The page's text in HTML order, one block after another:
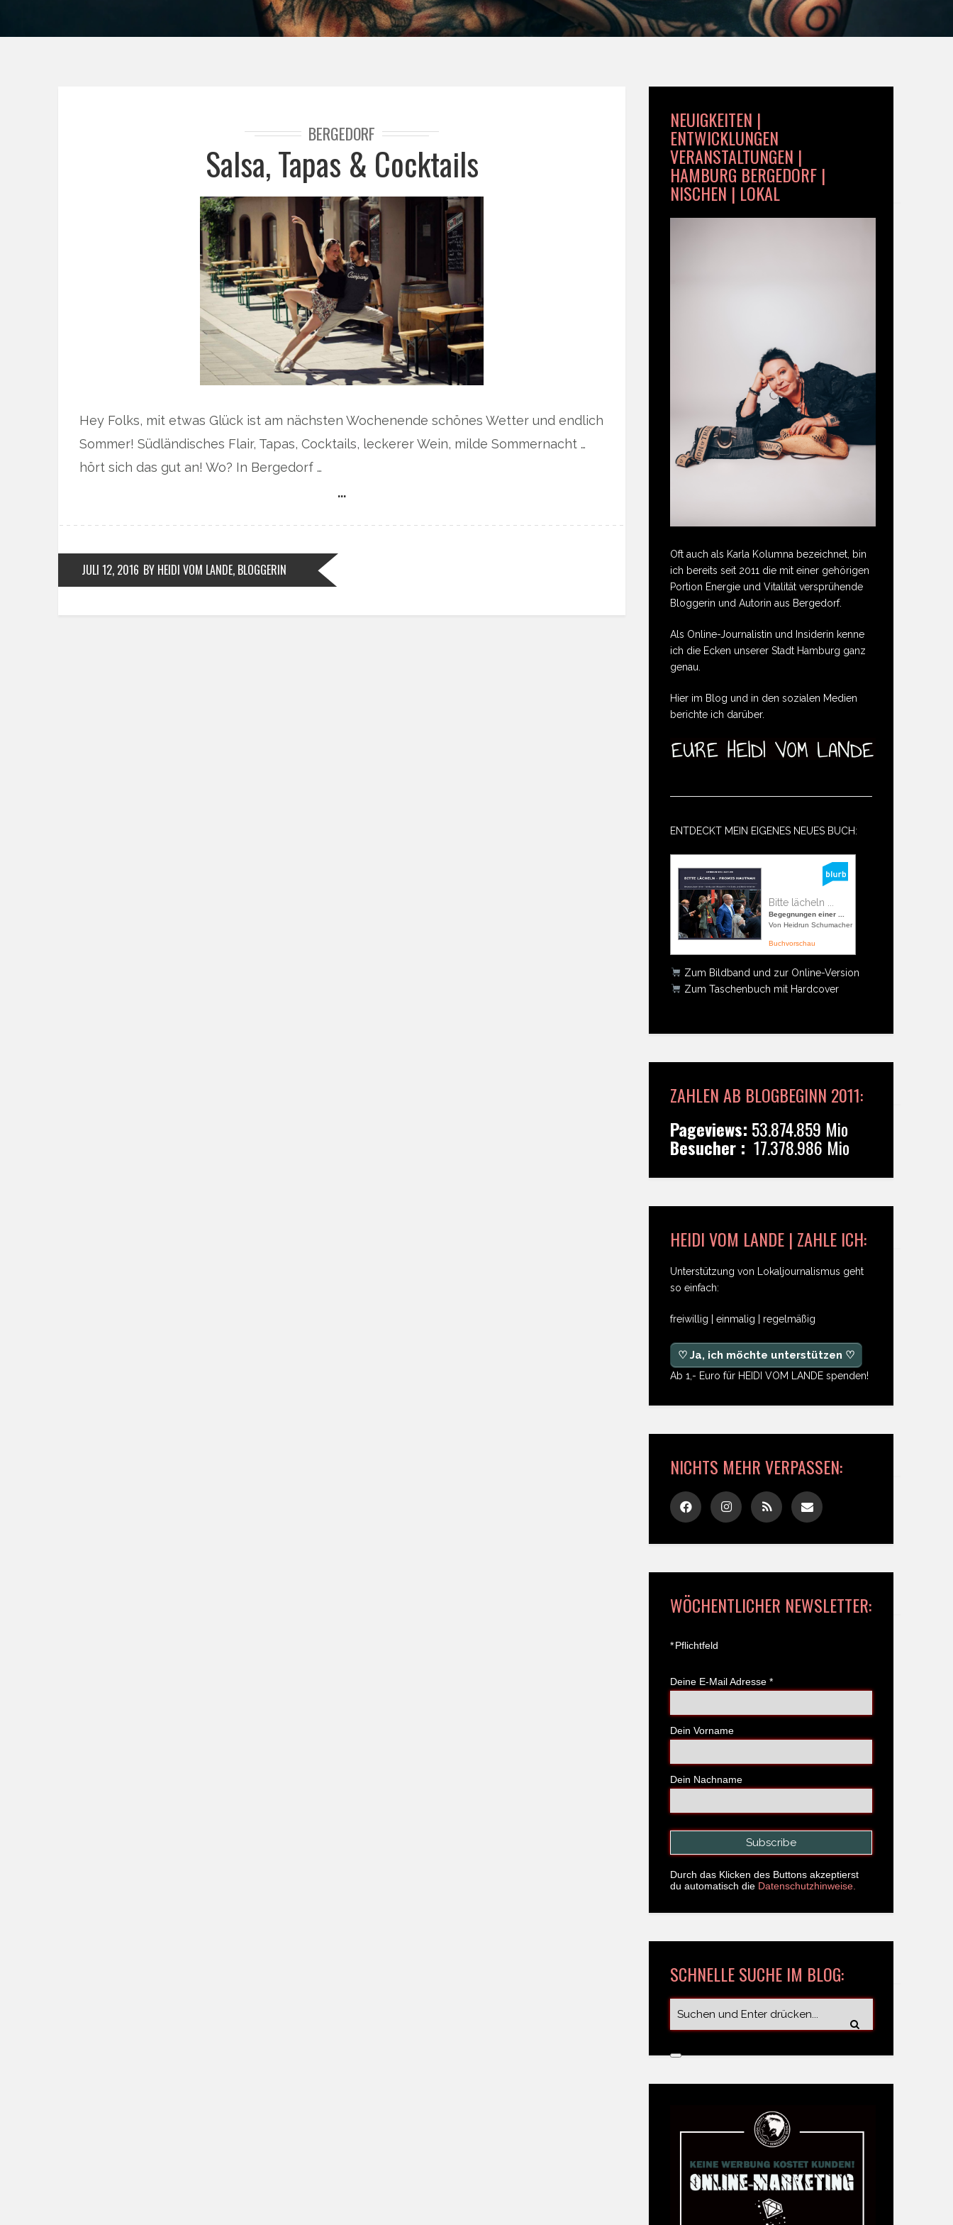
BERGEDORF
Salsa, Tapas & Cocktails
Hey Folks, mit etwas Glück ist am nächsten Wochenende schönes Wetter und endlich
Sommer! Südländisches Flair, Tapas, Cocktails, leckerer Wein, milde Sommernacht …
hört sich das gut an! Wo? In Bergedorf …
…
JULI 12, 2016 BY HEIDI VOM LANDE, BLOGGERIN
NEUIGKEITEN |
ENTWICKLUNGEN
VERANSTALTUNGEN |
HAMBURG BERGEDORF |
NISCHEN | LOKAL
Oft auch als Karla Kolumna bezeichnet, bin
ich bereits seit 2011 die mit einer gehörigen
Portion Energie und Vitalität versprühende
Bloggerin und Autorin aus Bergedorf.
Als Online-Journalistin und Insiderin kenne
ich die Ecken unserer Stadt Hamburg ganz
genau.
Hier im Blog und in den sozialen Medien
berichte ich darüber.
ENTDECKT MEIN EIGENES NEUES BUCH:
Bitte lächeln ...
Begegnungen einer ...
Von Heidrun Schumacher
Buchvorschau
Zum Bildband und zur Online-Version
Zum Taschenbuch mit Hardcover
ZAHLEN AB BLOGBEGINN 2011:
Pageviews: 53.874.859 Mio
Besucher : 17.378.986 Mio
HEIDI VOM LANDE | ZAHLE ICH:
Unterstützung von Lokaljournalismus geht
so einfach:
freiwillig | einmalig | regelmäßig
♡ Ja, ich möchte unterstützen ♡
Ab 1,- Euro für HEIDI VOM LANDE spenden!
NICHTS MEHR VERPASSEN:
WÖCHENTLICHER NEWSLETTER:
*Pflichtfeld
Deine E-Mail Adresse *
Dein Vorname
Dein Nachname
Durch das Klicken des Buttons akzeptierst
du automatisch die Datenschutzhinweise.
SCHNELLE SUCHE IM BLOG: